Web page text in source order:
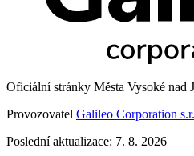
Oficiální stránky Města Vysoké nad
Provozovatel Galileo Corporation
Poslední aktualizace: 7. 8. 2026